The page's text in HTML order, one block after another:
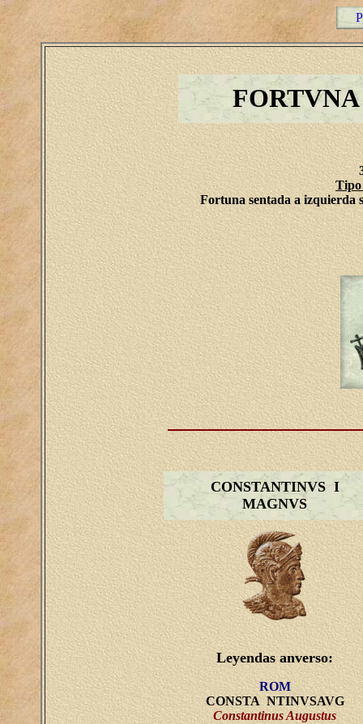
Tipo
Fortuna sentada a izquierda
CONSTANTINVS I
MAGNVS
Leyendas anverso:
ROM
CONSTA NTINVSAVG
Constantinus Augustus